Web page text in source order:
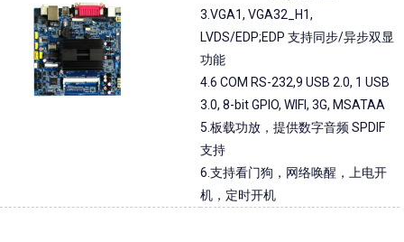
3.VGA1, VGA32_H1,
LVDS/EDP;EDP 支持同步/异步双显
功能
4.6 COM RS-232,9 USB 2.0, 1 USB
3.0, 8-bit GPIO, WIFI, 3G, MSATAA
5.板载功放，提供数字音频 SPDIF
支持
6.支持看门狗，网络唤醒，上电开
机，定时开机